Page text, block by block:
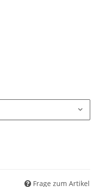
Frage zum Artikel